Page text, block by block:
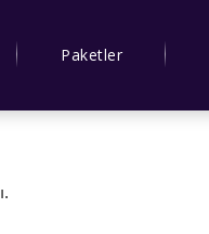
Paketler